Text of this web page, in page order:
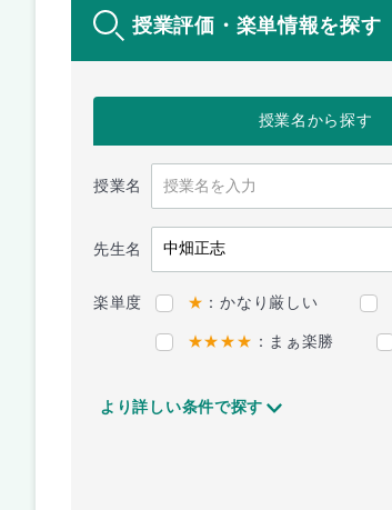
授業評価・楽単情報を探す
授業名から探す
授業名
先生名
楽単度 ★ ：かなり厳しい
★★★★ ：まぁ楽勝
より詳しい条件で探す